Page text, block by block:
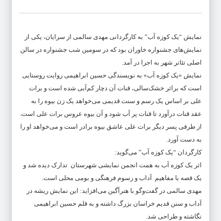
نمایش “یک کوزه آب” به کارگردانی مهدی سالمی از سرایان، یکی از
نمایش‌های جشنواره خاوران بود که در سومین شب جشنواره در سالن
اصلی تئاتر شهر به اجرا در آمد.
نمایش «یک کوزه آب» به نویسندگی حسین ابراهیمی روایت روستایی
است که براثر خشک‌سالی، قنات آن دچار کم‌آبی شده است و برات
علی بر اساس یک رسم و سنت قدیمی می‌خواهد یک زن بیوه را به
عقد قنات درآورد تا قنات پر آب شود و آن بیوه عروس برات علی است.
از طرفی پسر دیگر برات علی عاشق بیوه برادر است و می‌خواهد او را
به دست آورد.
کارگردان “یک کوزه آب” می‌گوید:
اثر یک کوزه آب به همت انجمن نمایشی شهرستان تدارک دیده شد و
یک قصه با مفاهیم آداب و رسوم فرهنگی و بومی محلی است.
مهدی سالمی در گفت‌وگو با هنرآگین می‌افزاید: این نمایش ریشه در
آداب و سنن قدیم خراسان بزرگ داشته و به قلم حسین ابراهیمی
نگاشته و طراحی شد.